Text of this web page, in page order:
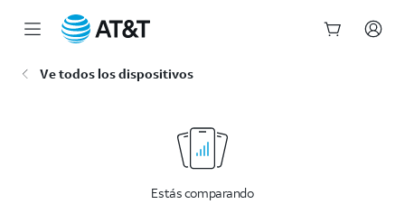
Ve todos los dispositivos
Estás comparando